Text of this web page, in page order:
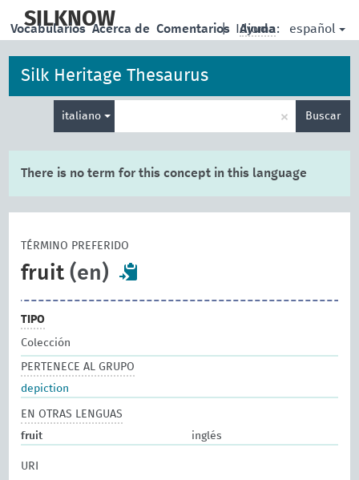
main
SILKNOW | Idioma: español
Vocabularios Acerca de Comentarios Ayuda
Silk Heritage Thesaurus
italiano × Buscar
There is no term for this concept in this language
TÉRMINO PREFERIDO
fruit(en)
TIPO
Colección
PERTENECE AL GRUPO
depiction
EN OTRAS LENGUAS
fruit
inglés
URI